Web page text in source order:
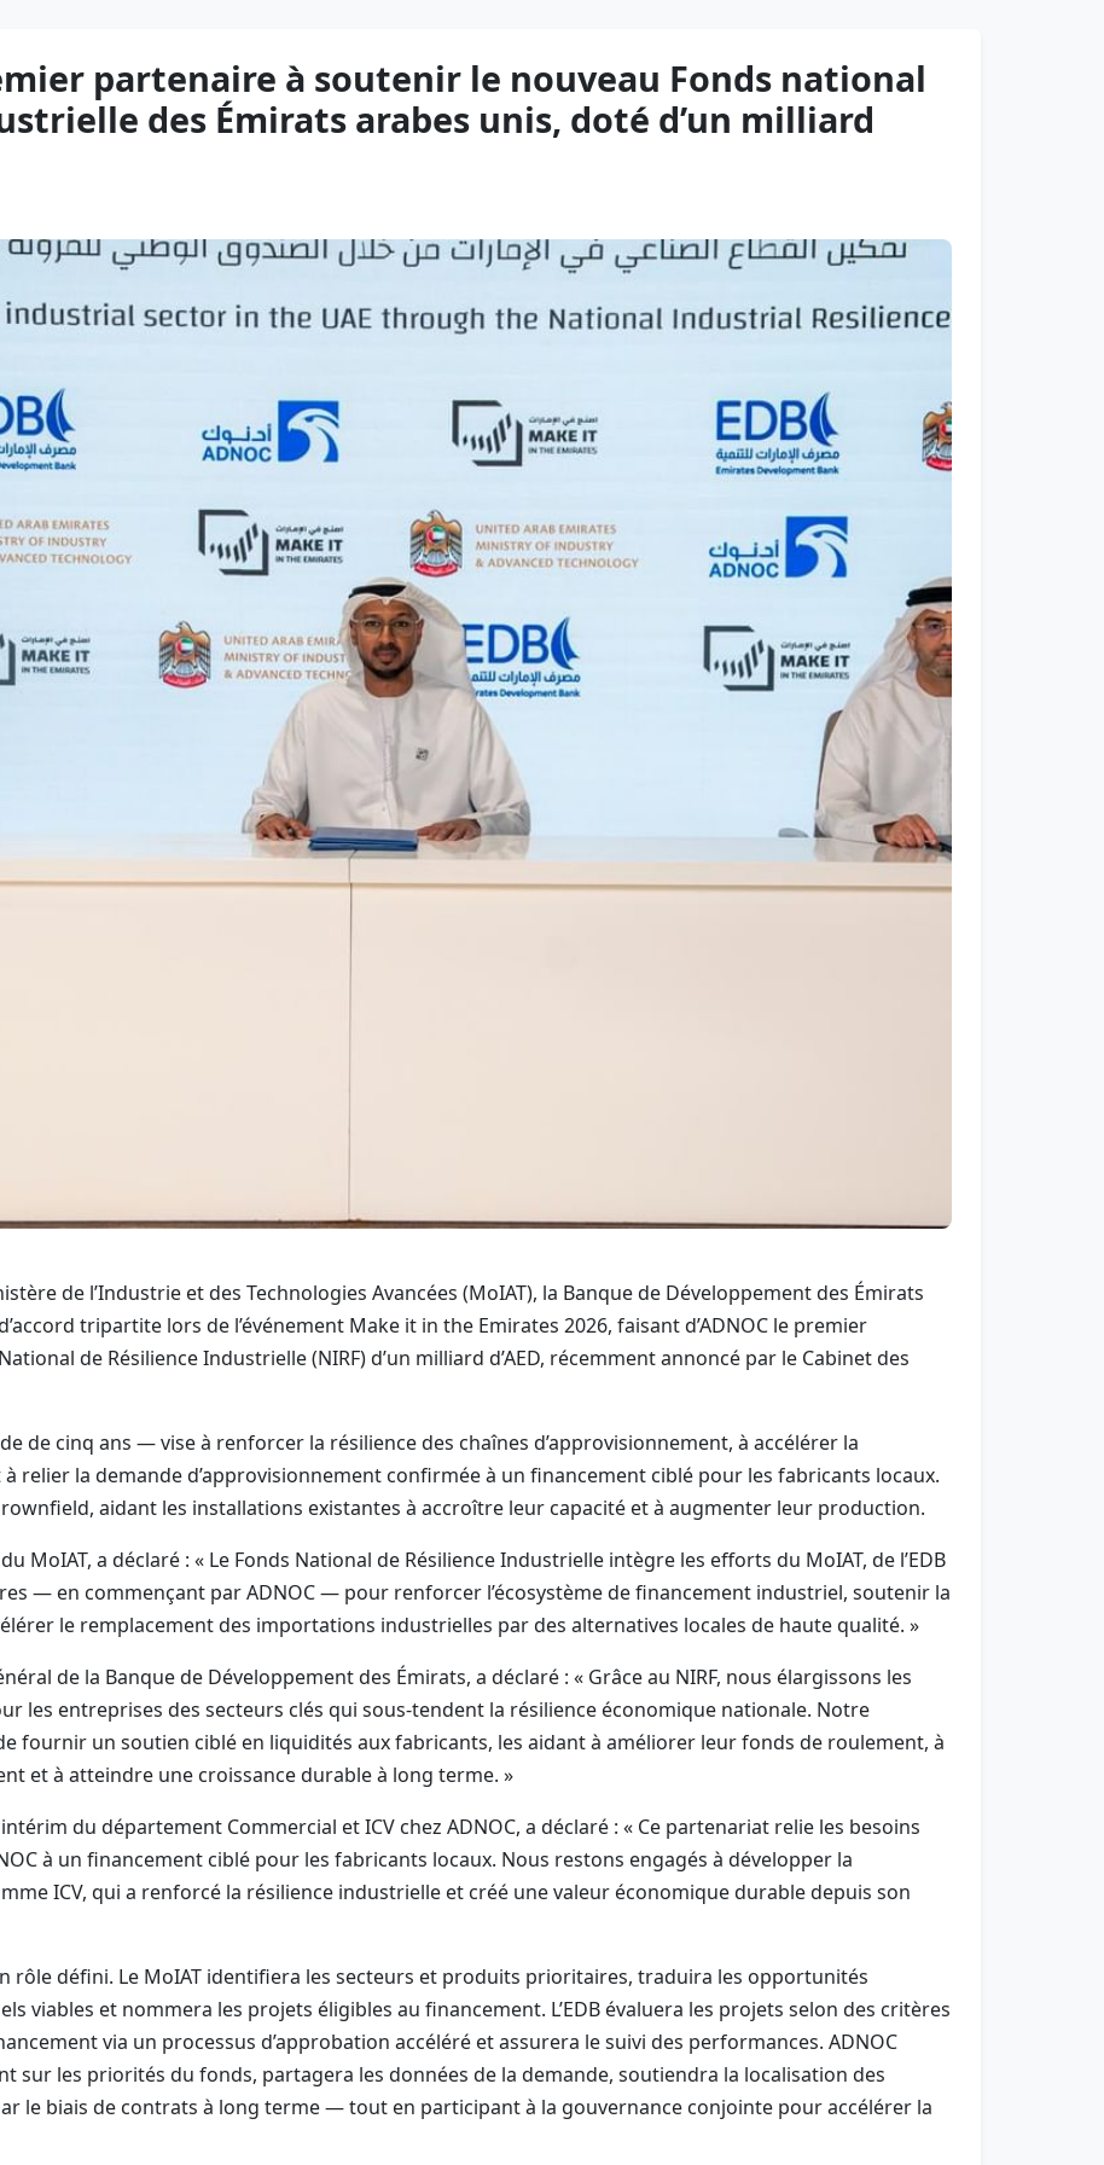
partenaire à soutenir le nouveau Fonds national
des Émirats arabes unis, doté d’un milliard
de l’Industrie et des Technologies Avancées (MoIAT), la Banque de Développement des Émirats
tripartite lors de l’événement Make it in the Emirates 2026, faisant d’ADNOC le premier
de Résilience Industrielle (NIRF) d’un milliard d’AED, récemment annoncé par le Cabinet des
de cinq ans — vise à renforcer la résilience des chaînes d’approvisionnement, à accélérer la
relier la demande d’approvisionnement confirmée à un financement ciblé pour les fabricants locaux.
aidant les installations existantes à accroître leur capacité et à augmenter leur production.
MoIAT, a déclaré : « Le Fonds National de Résilience Industrielle intègre les efforts du MoIAT, de l’EDB
— en commençant par ADNOC — pour renforcer l’écosystème de financement industriel, soutenir la
le remplacement des importations industrielles par des alternatives locales de haute qualité. »
de la Banque de Développement des Émirats, a déclaré : « Grâce au NIRF, nous élargissons les
les entreprises des secteurs clés qui sous-tendent la résilience économique nationale. Notre
fournir un soutien ciblé en liquidités aux fabricants, les aidant à améliorer leur fonds de roulement, à
et à atteindre une croissance durable à long terme. »
du département Commercial et ICV chez ADNOC, a déclaré : « Ce partenariat relie les besoins
à un financement ciblé pour les fabricants locaux. Nous restons engagés à développer la
ICV, qui a renforcé la résilience industrielle et créé une valeur économique durable depuis son
rôle défini. Le MoIAT identifiera les secteurs et produits prioritaires, traduira les opportunités
viables et nommera les projets éligibles au financement. L’EDB évaluera les projets selon des critères
via un processus d’approbation accéléré et assurera le suivi des performances. ADNOC
sur les priorités du fonds, partagera les données de la demande, soutiendra la localisation des
le biais de contrats à long terme — tout en participant à la gouvernance conjointe pour accélérer la